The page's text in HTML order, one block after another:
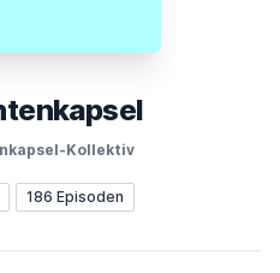
Kollektiv
186 Episoden